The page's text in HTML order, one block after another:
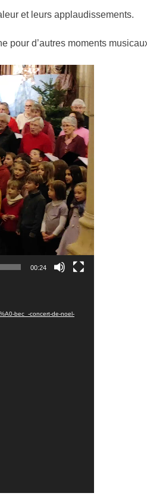
et leurs applaudissements.
pour d’autres moments
00:24
bec_-concert-de-noel-